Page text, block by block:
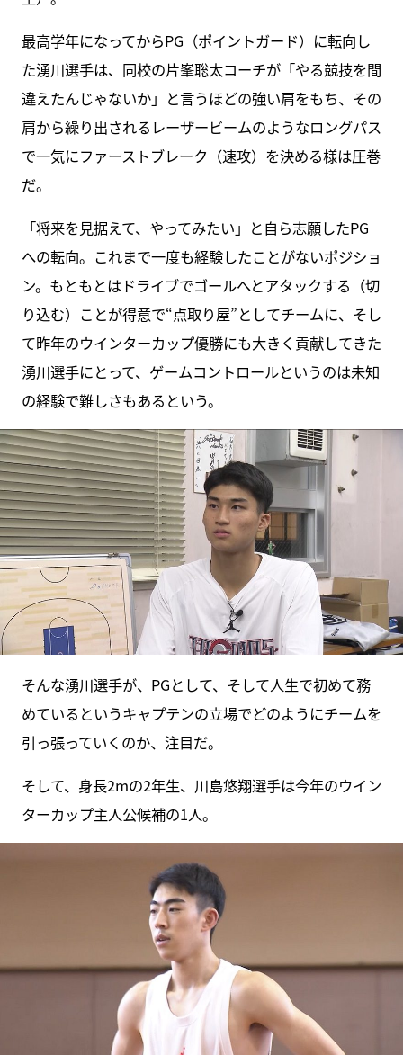
最高学年になってからPG（ポイントガード）に転向し
た湧川選手は、同校の片峯聡太コーチが「やる競技を間
違えたんじゃないか」と言うほどの強い肩をもち、その
肩から繰り出されるレーザービームのようなロングパス
で一気にファーストブレーク（速攻）を決める様は圧巻
だ。
「将来を見据えて、やってみたい」と自ら志願したPG
への転向。これまで一度も経験したことがないポジショ
ン。もともとはドライブでゴールへとアタックする（切
り込む）ことが得意で“点取り屋”としてチームに、そし
て昨年のウインターカップ優勝にも大きく貢献してきた
湧川選手にとって、ゲームコントロールというのは未知
の経験で難しさもあるという。
そんな湧川選手が、PGとして、そして人生で初めて務
めているというキャプテンの立場でどのようにチームを
引っ張っていくのか、注目だ。
そして、身長2mの2年生、川島悠翔選手は今年のウイン
ターカップ主人公候補の1人。